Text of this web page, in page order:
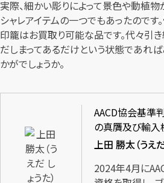
実際、細かい彫りによって景色や動植物
シャレアイテムの一つでもあったのです
印籠はお買取り可能な品です。代々引
だしまってあるだけという状態であれ
かがでしょうか。
AACD協会基準
の真贋及び輸入
上田 勝太（うえだ
2024年4月に